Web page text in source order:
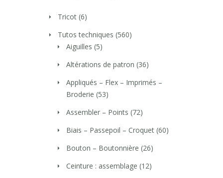
Tricot (6)
Tutos techniques (560)
Aiguilles (5)
Altérations de patron (36)
Appliqués – Flex – Imprimés –
Broderie (53)
Assembler – Points (72)
Biais – Passepoil – Croquet (60)
Bouton – Boutonnière (26)
Ceinture : assemblage (12)